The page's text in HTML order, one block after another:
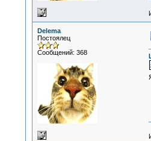
Delema
Постоялец
Сообщений: 368